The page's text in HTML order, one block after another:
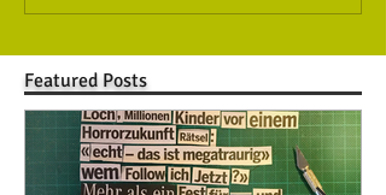
Featured Posts